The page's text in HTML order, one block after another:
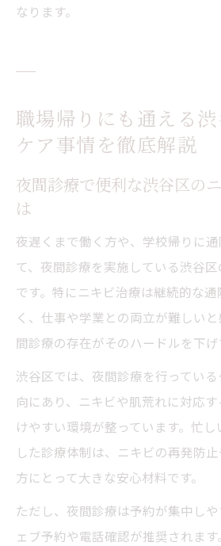
なります。
職場帰りにも通える
ケア事情を徹底解説
夜間診療で便利な渋谷区の
は
夜遅くまで働く方や、学校帰りに
て、夜間診療を実施している渋谷
です。特にニキビ治療は継続的な
く、仕事や学業との両立が難しい
間診療の存在がそのハードルを下げ
渋谷区では、夜間診療を行ってい
向にあり、ニキビや肌荒れに対応
けやすい環境が整っています。忙
した診療体制は、ニキビの再発防
方にとって大きな安心材料です。
ただし、夜間診療は予約が集中し
ェブ予約や電話確認が推奨されま